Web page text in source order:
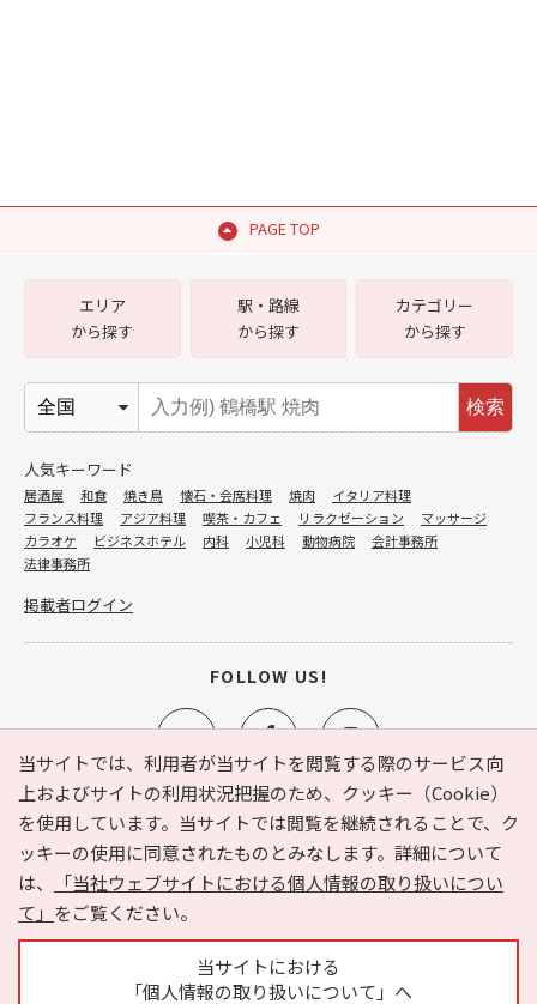
PAGE TOP
当サイトでは、利用者が当サイトを閲覧する際のサービス向
上およびサイトの利用状況把握のため、クッキー（Cookie）
を使用しています。当サイトでは閲覧を継続されることで、ク
ッキーの使用に同意されたものとみなします。詳細について
は、
「当社ウェブサイトにおける個人情報の取り扱いについ
て」 をご覧ください。
当サイトにおける
「個人情報の取り扱いについて」へ
e-NAVITA（イーナビタ）とは？ お気に入り
ヘルプ
利用規約
個人情報の取り扱いについて
運営会社
サイトマップ
広告掲載に関するお問い合わせ
エリア
から探す
駅・路線
から探す
カテゴリー
から探す
検索
人気キーワード
居酒屋 和食 焼き鳥 懐石・会席料理 焼肉
イタリア料理
フランス料理
アジア料理 喫茶・カフェ リラクゼーション
マッサージ
カラオケ
ビジネスホテル 内科 小児科 動物病院
会計事務所
法律事務所
掲載者ログイン
FOLLOW US!